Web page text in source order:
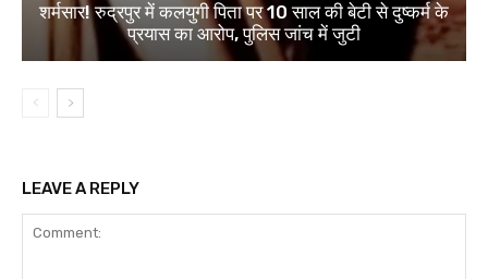
शर्मसार! रुद्रपुर में कलयुगी पिता पर 10 साल की बेटी से दुष्कर्म के
प्रयास का आरोप, पुलिस जांच में जुटी
LEAVE A REPLY